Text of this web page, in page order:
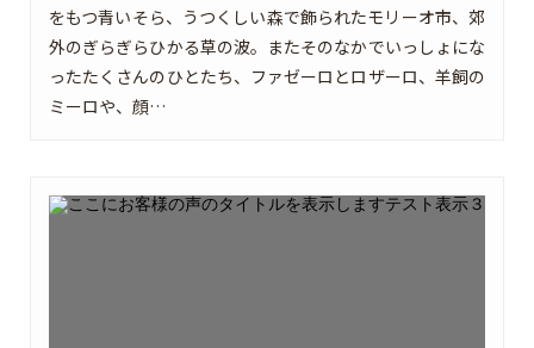
をもつ青いそら、うつくしい森で飾られたモリーオ市、郊
外のぎらぎらひかる草の波。またそのなかでいっしょにな
ったたくさんのひとたち、ファゼーロとロザーロ、羊飼の
ミーロや、顔…